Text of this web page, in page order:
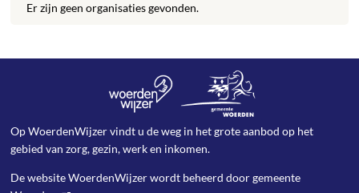
Er zijn geen organisaties gevonden.
Op WoerdenWijzer vindt u de weg in het grote aanbod op het
gebied van zorg, gezin, werk en inkomen.
De website WoerdenWijzer wordt beheerd doorgemeente